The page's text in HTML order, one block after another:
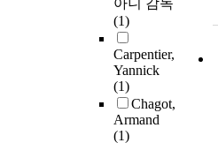
아니 감독
(1)
Carpentier,
Yannick
(1)
Chagot,
Armand
(1)